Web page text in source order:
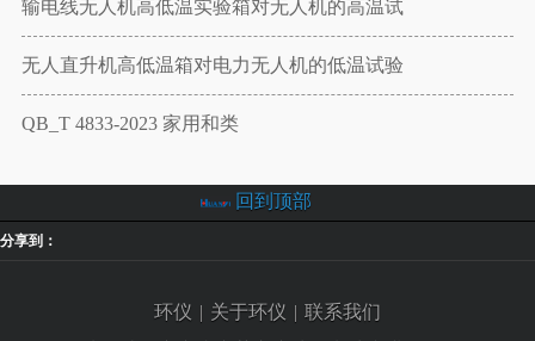
输电线无人机高低温实验箱对无人机的高温试
无人直升机高低温箱对电力无人机的低温试验
QB_T 4833-2023 家用和类
回到顶部
分享到：
环仪 | 关于环仪 | 联系我们